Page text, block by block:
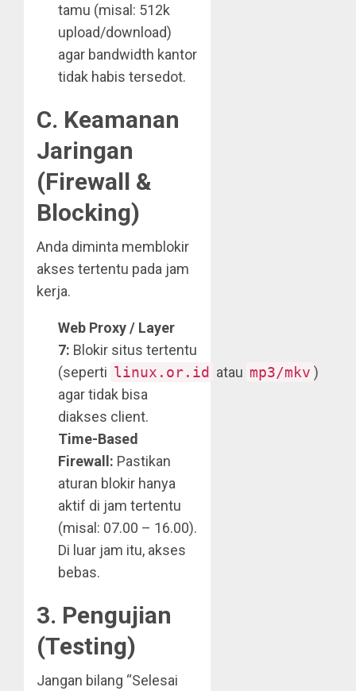
tamu (misal: 512k
upload/download)
agar bandwidth kantor
tidak habis tersedot.
C. Keamanan
Jaringan
(Firewall &
Blocking)
Anda diminta memblokir
akses tertentu pada jam
kerja.
Web Proxy / Layer
7: Blokir situs tertentu
(seperti linux.or.id atau mp3/mkv )
agar tidak bisa
diakses client.
Time-Based
Firewall: Pastikan
aturan blokir hanya
aktif di jam tertentu
(misal: 07.00 – 16.00).
Di luar jam itu, akses
bebas.
3. Pengujian
(Testing)
Jangan bilang “Selesai